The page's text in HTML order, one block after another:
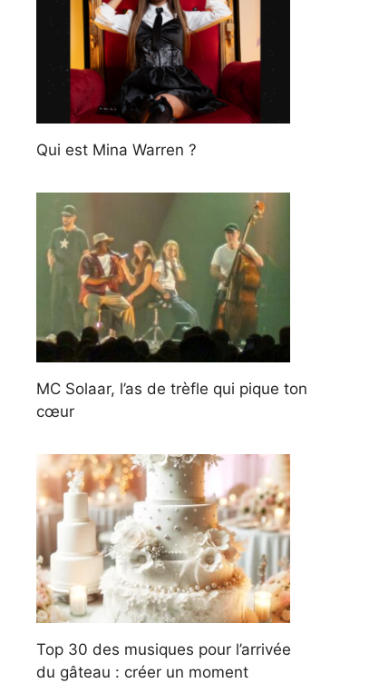
Qui est Mina Warren ?
MC Solaar, l’as de trèfle qui pique ton
cœur
Top 30 des musiques pour l’arrivée
du gâteau : créer un moment